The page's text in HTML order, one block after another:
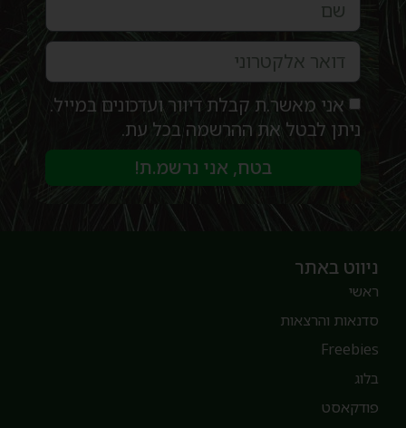
אני מאשר.ת קבלת דיוור ועדכונים במייל.
ניתן לבטל את ההרשמה בכל עת.
בטח, אני נרשמ.ת!
ניווט באתר
ראשי
סדנאות והרצאות
Freebies
פודקאסט